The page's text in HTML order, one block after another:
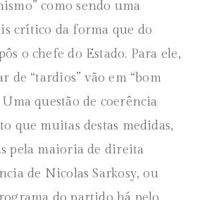
como sendo uma
crítico da forma que do
o chefe do Estado. Para ele,
de “tardios” vão em “bom
questão de coerência
que muitas destas medidas,
pela maioria de direita
de Nicolas Sarkosy, ou